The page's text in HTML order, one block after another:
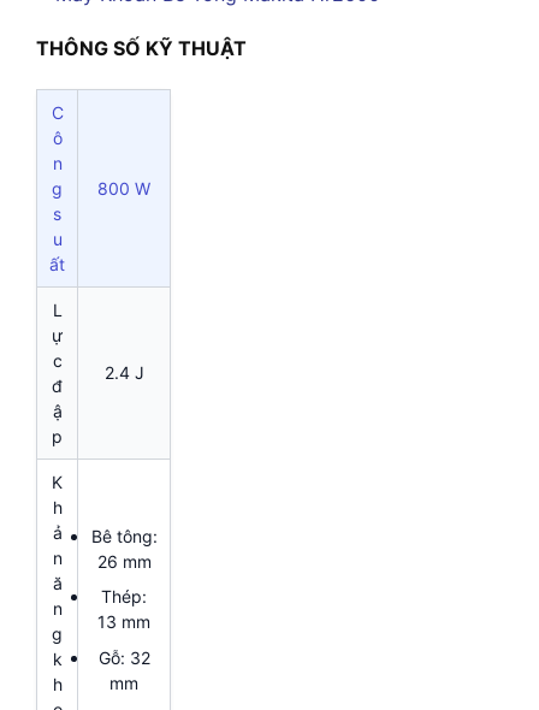
THÔNG SỐ KỸ THUẬT
C
ô
n
g
s
u
ất
800 W
L
ự
c
đ
ậ
p
2.4 J
K
h
ả
n
ă
n
g
k
h
Bê tông:
26 mm
Thép:
13 mm
Gỗ: 32
mm